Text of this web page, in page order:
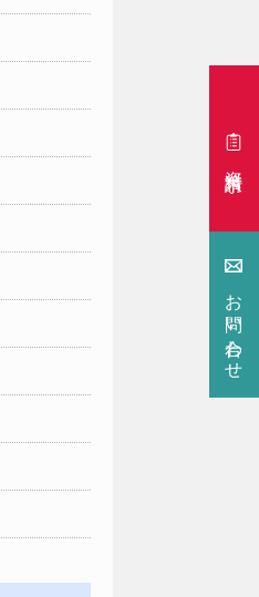
お問い合わせ